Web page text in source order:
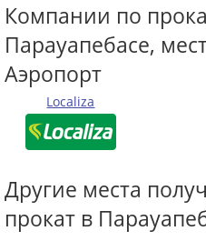
Компании по
Парауапебасе,
Аэропорт
Localiza
Другие места
прокат в